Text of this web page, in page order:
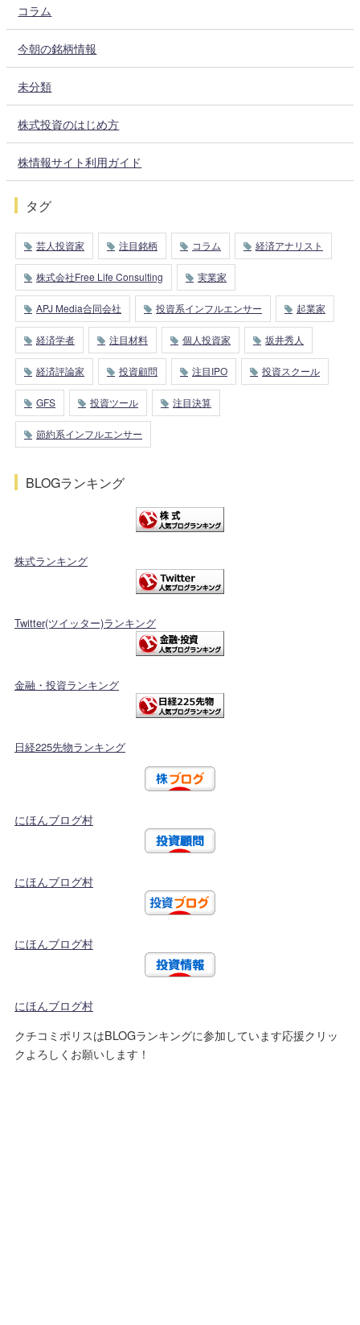
コラム
今朝の銘柄情報
未分類
株式投資のはじめ方
株情報サイト利用ガイド
タグ
芸人投資家 注目銘柄 コラム 経済アナリスト
株式会社Free Life Consulting 実業家
APJ Media合同会社 投資系インフルエンサー 起業家
経済学者 注目材料 個人投資家 坂井秀人
経済評論家 投資顧問 注目IPO 投資スクール
GFS 投資ツール 注目決算
節約系インフルエンサー
BLOGランキング
株式ランキング
Twitter(ツイッター)ランキング
金融・投資ランキング
日経225先物ランキング
にほんブログ村
にほんブログ村
にほんブログ村
にほんブログ村
クチコミポリスはBLOGランキングに参加しています応援クリッ
クよろしくお願いします！